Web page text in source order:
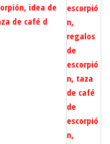
idea de
de café d